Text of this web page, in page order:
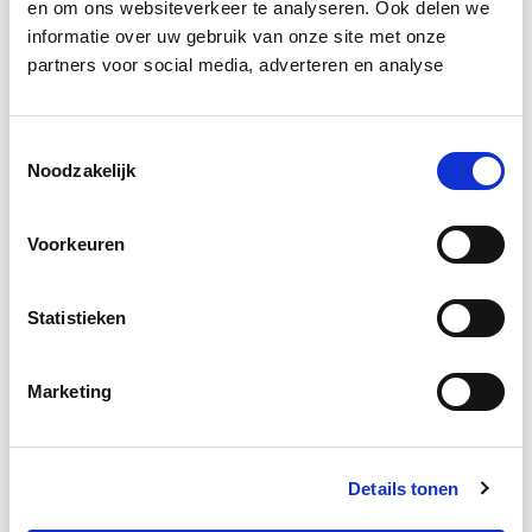
en om ons websiteverkeer te analyseren. Ook delen we
informatie over uw gebruik van onze site met onze
partners voor social media, adverteren en analyse
Noodzakelijk
Voorkeuren
Statistieken
Marketing
Details tonen
Leer hoe je problemen voorkomt én hoe je (helaas
zo goed mogelijk zelf kunt afhandelen. Klassikaal
Utrecht en/of online
wo 16 sep 2026 - Utrecht of Online